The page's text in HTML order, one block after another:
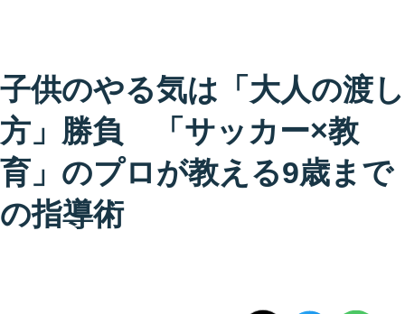
子供のやる気は「大人の渡し
方」勝負 「サッカー×教
育」のプロが教える9歳まで
の指導術